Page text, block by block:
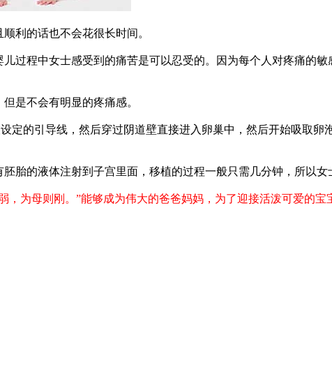
利的话也不会花很长时间。
过程中女士感受到的痛苦是可以忍受的。因为每个人对疼痛的
是不会有明显的疼痛感。
定的引导线，然后穿过阴道壁直接进入卵巢中，然后开始吸取卵
胎的液体注射到子宫里面，移植的过程一般只需几分钟，所以女
为母则刚。”能够成为伟大的爸爸妈妈，为了迎接活泼可爱的宝